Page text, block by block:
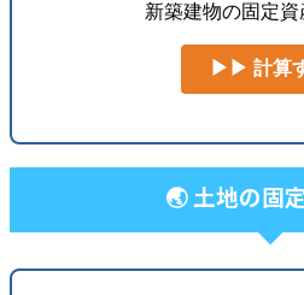
新築建物の固定
▶▶ 計算
🌏 土地の固